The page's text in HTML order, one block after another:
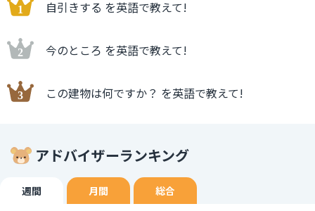
自引きする を英語で教えて!
今のところ を英語で教えて!
この建物は何ですか？ を英語で教えて!
アドバイザーランキング
週間 月間 総合